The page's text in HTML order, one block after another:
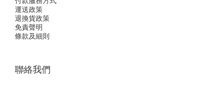
運送政策
退換貨政策
免責聲明
條款及細則
聯絡我們